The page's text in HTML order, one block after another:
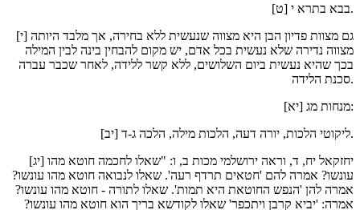
[ט] בבא בתרא י.
[י] גם מצוות פדיון הבן היא מצווה שנעשית ללא בחירה, אך מלבד היותה
מצווה נדירה שלא נעשית בכל אדם, יש מקום להבחין בינה לבין המילה
בכך שהיא נעשית ביום השלושים, ללא קשר ללידה, לאחר שכבר עברה
סכנת הלידה.
[יא] מנחות מג:
[יב] ליקוטי הלכות, יורה דעה, הלכות מילה, הלכה ג-ד.
[יג] יחזקאל יח, ד, וראה ירושלמי מכות ב, ו: "שאלו לחכמה חוטא מהו
עונשו? אמרה להם 'חטאים תרדף רעה'. שאלו לנבואה חוטא מהו עונשו?
אמרה להן 'הנפש החוטאת היא תמות'. שאלו לתורה - חוטא מהו עונשו?
אמרה: 'יביא קרבן ויתכפר' שאלו לקודשא בריך הוא חוטא מהו עונשו?